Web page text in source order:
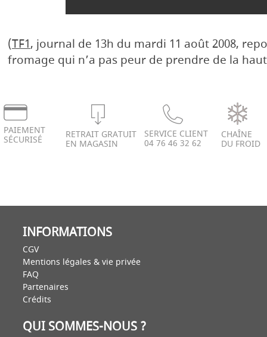
(TF1, journal de 13h du mardi 11 août 2008,
fromage qui n’a pas peur de prendre de la
PAIEMENT
SÉCURISÉ RETRAIT GRATUIT
EN MAGASIN
SERVICE CLIENT
04 76 46 32 62
CHAÎNE
DU FROID
INFORMATIONS
CGV
Mentions légales & vie privée
FAQ
Partenaires
Crédits
QUI SOMMES-NOUS ?